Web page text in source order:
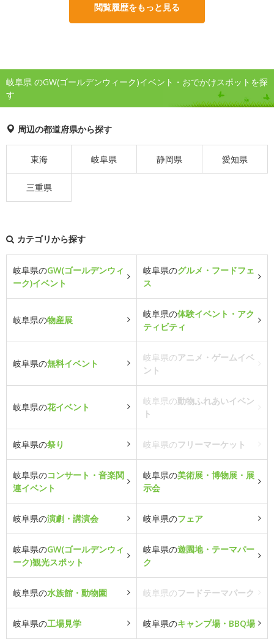
閲覧履歴をもっと見る
岐阜県 のGW(ゴールデンウィーク)イベント・おでかけスポットを探
す
周辺の都道府県から探す
東海 岐阜県 静岡県 愛知県
三重県
カテゴリから探す
岐阜県のGW(ゴールデンウィ
ーク)イベント
岐阜県のグルメ・フードフェ
ス
岐阜県の物産展
岐阜県の体験イベント・アク
ティビティ
岐阜県の無料イベント
岐阜県のアニメ・ゲームイベ
ント
岐阜県の花イベント
岐阜県の動物ふれあいイベン
ト
岐阜県の祭り 岐阜県のフリーマーケット
岐阜県のコンサート・音楽関
連イベント
岐阜県の美術展・博物展・展
示会
岐阜県の演劇・講演会 岐阜県のフェア
岐阜県のGW(ゴールデンウィ
ーク)観光スポット
岐阜県の遊園地・テーマパー
ク
岐阜県の水族館・動物園 岐阜県のフードテーマパーク
岐阜県の工場見学 岐阜県のキャンプ場・BBQ場